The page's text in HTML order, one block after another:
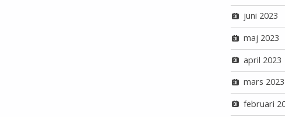
juni 2023
maj 2023
april 2023
mars 2023
februari